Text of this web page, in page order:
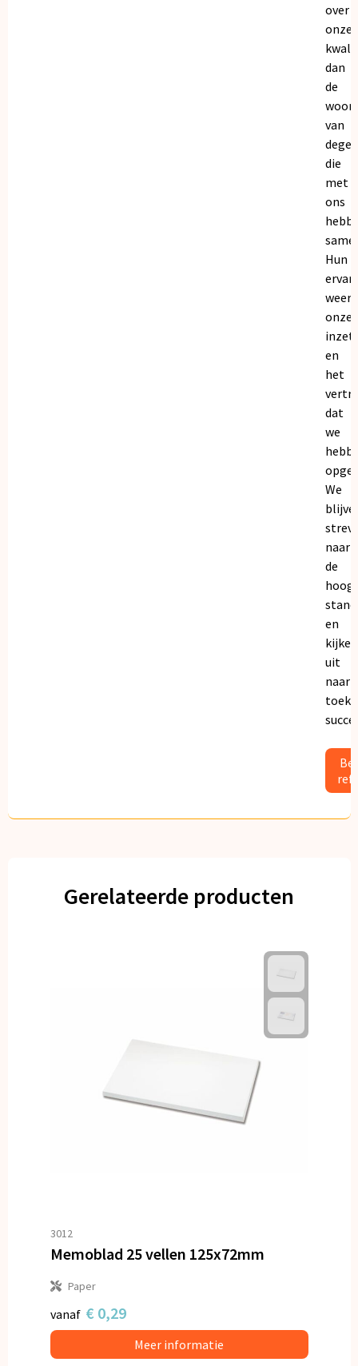
over
onze
dan
de
van
die
met
ons
Hun
onze
inzet
en
het
dat
we
We
naar
de
en
kijken
uit
naar
Gerelateerde producten
3012
Memoblad 25 vellen 125x72mm
Paper
vanaf € 0,29
Meer informatie